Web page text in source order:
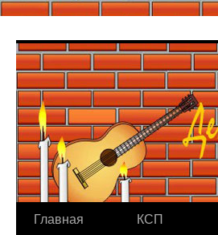
содержимому
Главная
КСП